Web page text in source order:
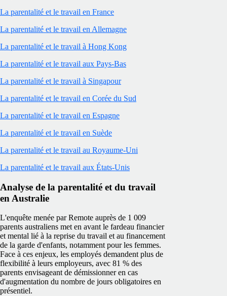
La parentalité et le travail en France
La parentalité et le travail en Allemagne
La parentalité et le travail à Hong Kong
La parentalité et le travail aux Pays-Bas
La parentalité et le travail à Singapour
La parentalité et le travail en Corée du Sud
La parentalité et le travail en Espagne
La parentalité et le travail en Suède
La parentalité et le travail au Royaume-Uni
La parentalité et le travail aux États-Unis
Analyse de la parentalité et du travail
en Australie
L'enquête menée par Remote auprès de 1 009
parents australiens met en avant le fardeau financier
et mental lié à la reprise du travail et au financement
de la garde d'enfants, notamment pour les femmes.
Face à ces enjeux, les employés demandent plus de
flexibilité à leurs employeurs, avec 81 % des
parents envisageant de démissionner en cas
d'augmentation du nombre de jours obligatoires en
présentiel.